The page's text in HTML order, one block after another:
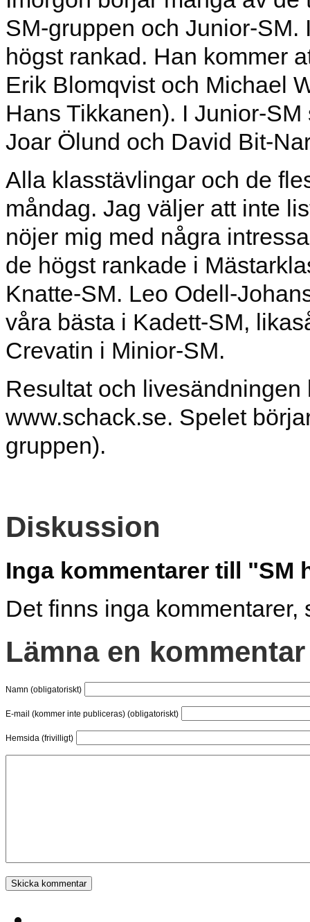
SM-gruppen och Junior-
högst rankad. Han kommer
Erik Blomqvist och Michael
Hans Tikkanen). I Junior-
Joar Ölund och David Bit-
Alla klasstävlingar och de
måndag. Jag väljer att inte
nöjer mig med några
de högst rankade i
Knatte-SM. Leo Odell-
våra bästa i Kadett-SM,
Crevatin i Minior-SM.
Resultat och
www.schack.se. Spelet
gruppen).
Diskussion
Inga kommentarer till "SM
Det finns inga kommentarer,
Lämna en kommentar
Namn (obligatoriskt)
E-mail (kommer inte publiceras) (obligatoriskt)
Hemsida (frivilligt)